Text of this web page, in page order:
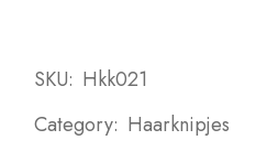
SKU: Hkk021
Category: Haarknipjes